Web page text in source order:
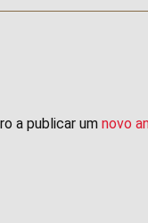
a publicar um novo